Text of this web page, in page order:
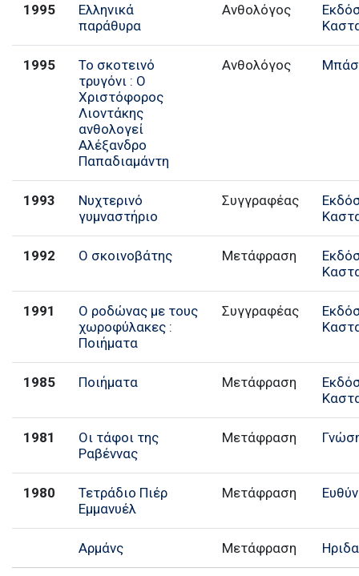
1995
Ελληνικά
παράθυρα
Ανθολόγος
1995
Το σκοτεινό
τρυγόνι : Ο
Χριστόφορος
Λιοντάκης
ανθολογεί
Αλέξανδρο
Παπαδιαμάντη
Ανθολόγος
1993
Νυχτερινό
γυμναστήριο
Συγγραφέας
1992 Ο σκοινοβάτης Μετάφραση
1991
Ο ροδώνας με τους
χωροφύλακες :
Ποιήματα
Συγγραφέας
1985 Ποιήματα Μετάφραση
1981
Οι τάφοι της
Ραβέννας
Μετάφραση
1980
Τετράδιο Πιέρ
Εμμανυέλ
Μετάφραση
Αρμάνς Μετάφραση